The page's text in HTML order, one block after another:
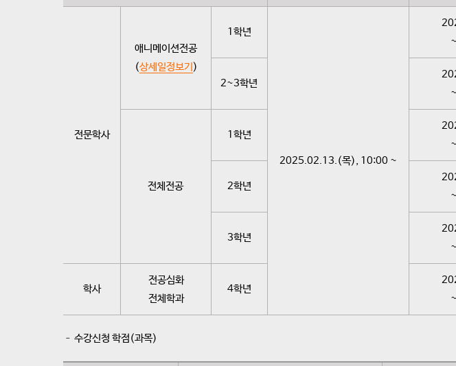
전문학사
애니메이션전공
(상세일정보기 )
1학년
2025.02.13.(목), 10:00 ~
2~3학년
전체전공
1학년
2학년
3학년
학사
전공심화
전체학과
4학년
– 수강신청 학점(과목)